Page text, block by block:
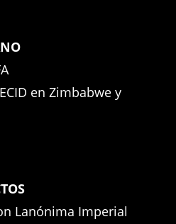
en Zimbabwe y
Lanónima Imperial